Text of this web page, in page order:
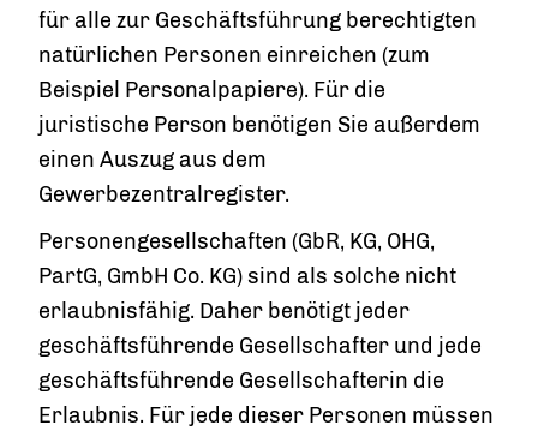
für alle zur Geschäftsführung berechtigten
natürlichen Personen einreichen (zum
Beispiel Personalpapiere). Für die
juristische Person benötigen Sie außerdem
einen Auszug aus dem
Gewerbezentralregister.
Personengesellschaften (GbR, KG, OHG,
PartG, GmbH Co. KG) sind als solche nicht
erlaubnisfähig. Daher benötigt jeder
geschäftsführende Gesellschafter und jede
geschäftsführende Gesellschafterin die
Erlaubnis. Für jede dieser Personen müssen